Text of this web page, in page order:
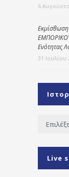
6
Εκμίσθωση
Ενότητας
31 Ιουλίου
Ιστορικό
Live